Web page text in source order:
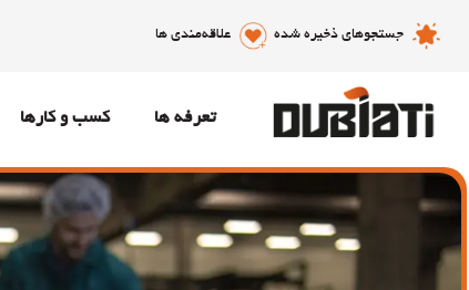
جستجوهای ذخیره شده علاقه‌مندی ها
تعرفه ها کسب و کارها